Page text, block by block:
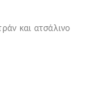
και ατσάλινο